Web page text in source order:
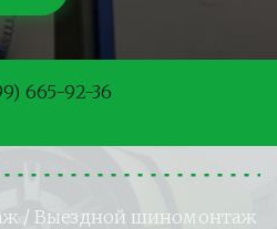
665-92-36
/ Выездной шиномонтаж